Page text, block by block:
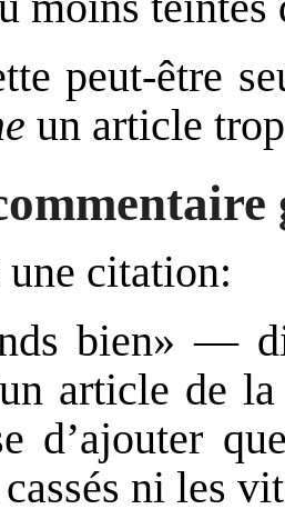
peut-être
un article
une citation:
bien» —
article de
d’ajouter
ni les